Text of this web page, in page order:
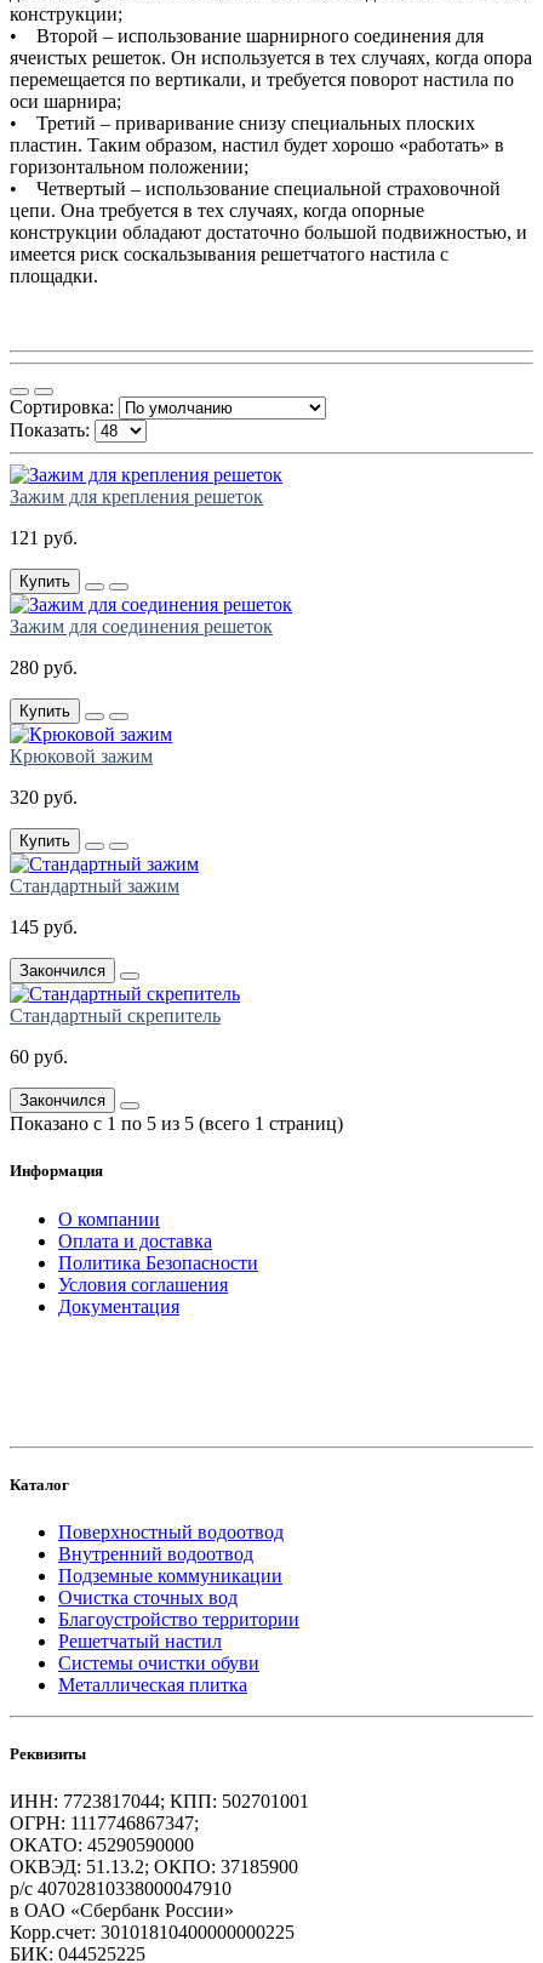
конструкции;
• Второй – использование шарнирного соединения для
ячеистых решеток. Он используется в тех случаях, когда опора
перемещается по вертикали, и требуется поворот настила по
оси шарнира;
• Третий – приваривание снизу специальных плоских
пластин. Таким образом, настил будет хорошо «работать» в
горизонтальном положении;
• Четвертый – использование специальной страховочной
цепи. Она требуется в тех случаях, когда опорные
конструкции обладают достаточно большой подвижностью, и
имеется риск соскальзывания решетчатого настила с
площадки.
Сортировка:
Показать:
Зажим для крепления решеток
121 руб.
Купить
Зажим для соединения решеток
280 руб.
Купить
Крюковой зажим
320 руб.
Купить
Стандартный зажим
145 руб.
Закончился
Стандартный скрепитель
60 руб.
Закончился
Показано с 1 по 5 из 5 (всего 1 страниц)
Информация
О компании
Оплата и доставка
Политика Безопасности
Условия соглашения
Документация
Каталог
Поверхностный водоотвод
Внутренний водоотвод
Подземные коммуникации
Очистка сточных вод
Благоустройство территории
Решетчатый настил
Системы очистки обуви
Металлическая плитка
Реквизиты
ИНН: 7723817044; КПП: 502701001
ОГРН: 1117746867347;
ОКАТО: 45290590000
ОКВЭД: 51.13.2; ОКПО: 37185900
р/с 40702810338000047910
в ОАО «Сбербанк России»
Корр.счет: 30101810400000000225
БИК: 044525225